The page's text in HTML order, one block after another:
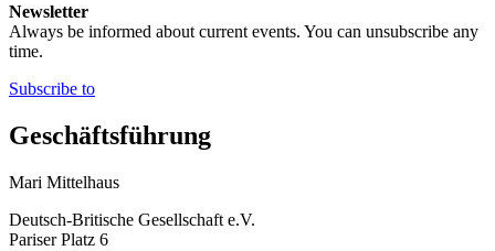
Newsletter
Always be informed about current events. You can unsubscribe any
time.
Subscribe to
Geschäftsführung
Mari Mittelhaus
Deutsch-Britische Gesellschaft e.V.
Pariser Platz 6